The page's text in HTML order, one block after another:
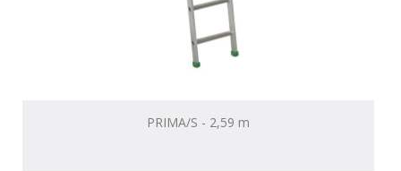
PRIMA/S - 2,59 m